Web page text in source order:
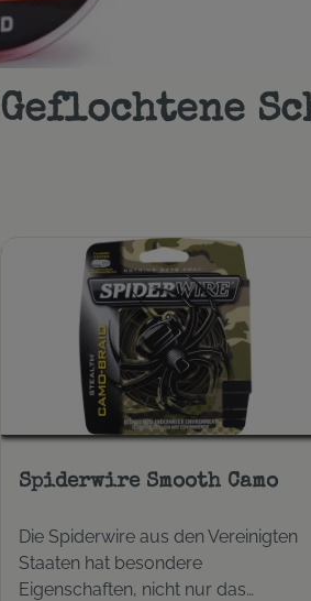
Geflochtene
Spiderwire Smooth Camo
Die Spiderwire aus den Vereinigten
Staaten hat besondere
Eigenschaften, nicht nur das